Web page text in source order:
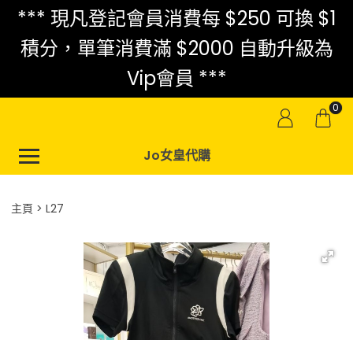
*** 現凡登記會員消費每 $250 可換 $1
積分，單筆消費滿 $2000 自動升級為
Vip會員 ***
0
Jo女皇代購
主頁 L27